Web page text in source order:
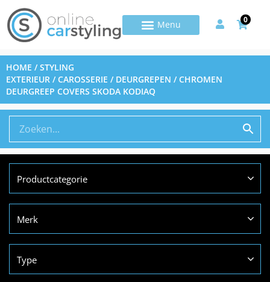
0
HOME /STYLING
EXTERIEUR /CAROSSERIE / DEURGREPEN / CHROMEN
DEURGREEP COVERS SKODA KODIAQ
Productcategorie
Merk
Type